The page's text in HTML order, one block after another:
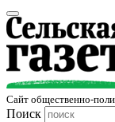
Cайт общественно-
Поиск